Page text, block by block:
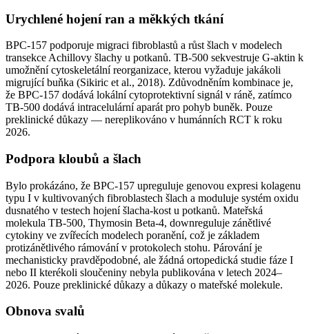
Urychlené hojení ran a měkkých tkání
BPC-157 podporuje migraci fibroblastů a růst šlach v modelech
transekce Achillovy šlachy u potkanů. TB-500 sekvestruje G-aktin k
umožnění cytoskeletální reorganizace, kterou vyžaduje jakákoli
migrující buňka (Sikiric et al., 2018). Zdůvodněním kombinace je,
že BPC-157 dodává lokální cytoprotektivní signál v ráně, zatímco
TB-500 dodává intracelulární aparát pro pohyb buněk. Pouze
preklinické důkazy — nereplikováno v humánních RCT k roku
2026.
Podpora kloubů a šlach
Bylo prokázáno, že BPC-157 upreguluje genovou expresi kolagenu
typu I v kultivovaných fibroblastech šlach a moduluje systém oxidu
dusnatého v testech hojení šlacha-kost u potkanů. Mateřská
molekula TB-500, Thymosin Beta-4, downreguluje zánětlivé
cytokiny ve zvířecích modelech poranění, což je základem
protizánětlivého rámování v protokolech stohu. Párování je
mechanisticky pravděpodobné, ale žádná ortopedická studie fáze I
nebo II kterékoli sloučeniny nebyla publikována v letech 2024–
2026. Pouze preklinické důkazy a důkazy o mateřské molekule.
Obnova svalů